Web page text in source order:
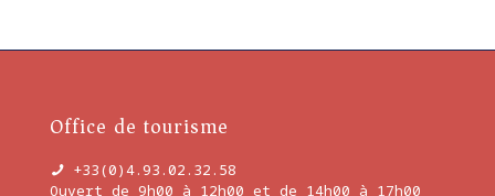
Office de tourisme
+33(0)4.93.02.32.58
Ouvert de 9h00 à 12h00 et de 14h00 à 17h00